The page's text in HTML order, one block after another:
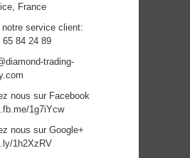
France
service client:
65 84 24 89
trading-
nous sur Facebook
1g7iYcw
nous sur Google+
1h2XzRV